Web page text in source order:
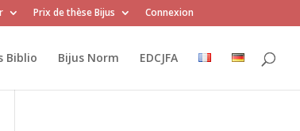
Prix de thèse Bijus Connexion
Biblio Bijus Norm EDCJFA